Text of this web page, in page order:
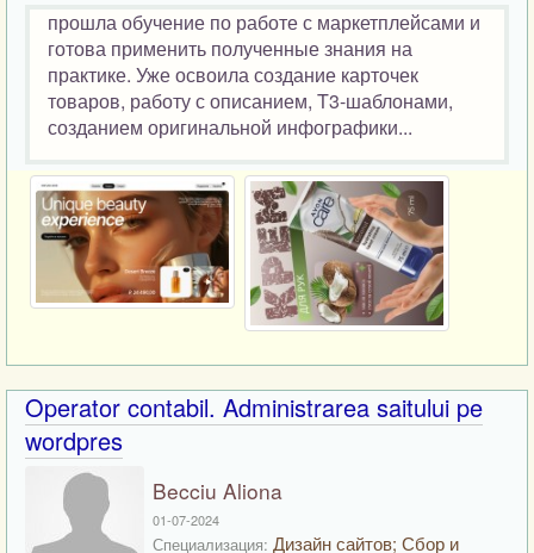
прошла обучение по работе с маркетплейсами и
готова применить полученные знания на
практике. Уже освоила создание карточек
товаров, работу с описанием, T3-шаблонами,
созданием оригинальной инфографики...
Operator contabil. Administrarea saitului pe
wordpres
Becciu Aliona
01-07-2024
Специализация: Дизайн сайтов; Сбор и